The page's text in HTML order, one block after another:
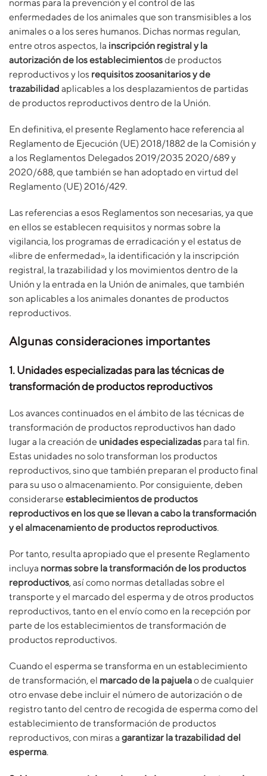
normas para la prevención y el control de las
enfermedades de los animales que son transmisibles a los
animales o a los seres humanos. Dichas normas regulan,
entre otros aspectos, la inscripción registral y la
autorización de los establecimientosde productos
reproductivos y los requisitos zoosanitarios y de
trazabilidad aplicables a los desplazamientos de partidas
de productos reproductivos dentro de la Unión.
En definitiva, el presente Reglamento hace referencia al
Reglamento de Ejecución (UE) 2018/1882 de la Comisión y
a los Reglamentos Delegados 2019/2035 2020/689 y
2020/688, que también se han adoptado en virtud del
Reglamento (UE) 2016/429.
Las referencias a esos Reglamentos son necesarias, ya que
en ellos se establecen requisitos y normas sobre la
vigilancia, los programas de erradicación y el estatus de
«libre de enfermedad», la identificación y la inscripción
registral, la trazabilidad y los movimientos dentro de la
Unión y la entrada en la Unión de animales, que también
son aplicables a los animales donantes de productos
reproductivos.
Algunas consideraciones importantes
1. Unidades especializadas para las técnicas de
transformación de productos reproductivos
Los avances continuados en el ámbito de las técnicas de
transformación de productos reproductivos han dado
lugar a la creación de unidades especializadas para tal fin.
Estas unidades no solo transforman los productos
reproductivos, sino que también preparan el producto final
para su uso o almacenamiento. Por consiguiente, deben
considerarse establecimientos de productos
reproductivos en los que se llevan a cabo la transformación
y el almacenamiento de productos reproductivos.
Por tanto, resulta apropiado que el presente Reglamento
incluya normas sobre la transformación de los productos
reproductivos, así como normas detalladas sobre el
transporte y el marcado del esperma y de otros productos
reproductivos, tanto en el envío como en la recepción por
parte de los establecimientos de transformación de
productos reproductivos.
Cuando el esperma se transforma en un establecimiento
de transformación, el marcado de la pajuelao de cualquier
otro envase debe incluir el número de autorización o de
registro tanto del centro de recogida de esperma como del
establecimiento de transformación de productos
reproductivos, con miras a garantizar la trazabilidad del
esperma.